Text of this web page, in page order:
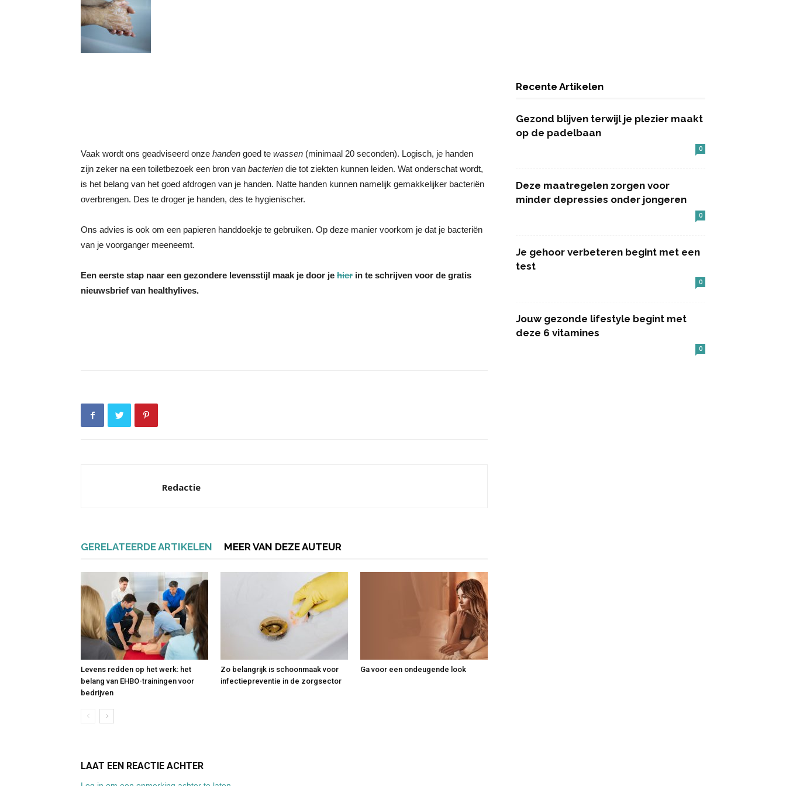
Vaak wordt ons geadviseerd onze handen goed te wassen (minimaal 20 seconden). Logisch, je handen
zijn zeker na een toiletbezoek een bron van bacterien die tot ziekten kunnen leiden. Wat onderschat wordt,
is het belang van het goed afdrogen van je handen. Natte handen kunnen namelijk gemakkelijker bacteriën
overbrengen. Des te droger je handen, des te hygienischer.
Ons advies is ook om een papieren handdoekje te gebruiken. Op deze manier voorkom je dat je bacteriën
van je voorganger meeneemt.
Een eerste stap naar een gezondere levensstijl maak je door je hier in te schrijven voor de gratis
nieuwsbrief van healthylives.
Redactie
GERELATEERDE ARTIKELEN MEER VAN DEZE AUTEUR
Levens redden op het werk: het
belang van EHBO-trainingen voor
bedrijven
Zo belangrijk is schoonmaak voor
infectiepreventie in de zorgsector
Ga voor een ondeugende look
LAAT EEN REACTIE ACHTER
Recente Artikelen
Gezond blijven terwijl je plezier maakt
op de padelbaan
0
Deze maatregelen zorgen voor
minder depressies onder jongeren
0
Je gehoor verbeteren begint met een
test
0
Jouw gezonde lifestyle begint met
deze 6 vitamines
0